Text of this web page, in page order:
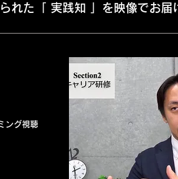
ング視聴
れた「 実践知 」を映像でお届